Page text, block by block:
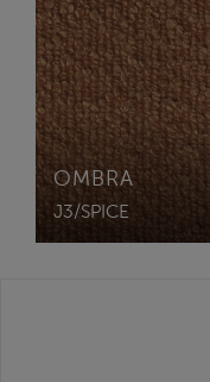
OMBRA
J3/SPICE